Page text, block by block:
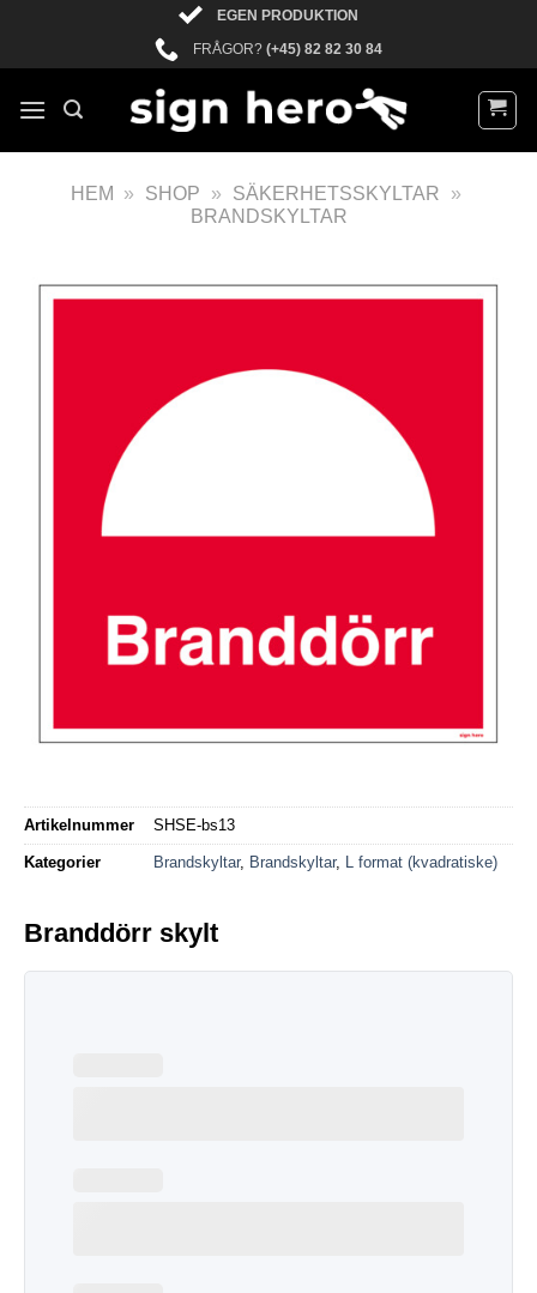
EGEN PRODUKTION
FRÅGOR? (+45) 82 82 30 84
HEM » SHOP » SÄKERHETSSKYLTAR
»
BRANDSKYLTAR
Artikelnummer SHSE-bs13
Kategorier Brandskyltar, Brandskyltar, L format (kvadratiske)
Branddörr skylt